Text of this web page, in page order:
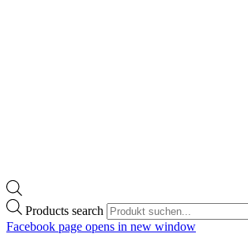
Products search
Facebook page opens in new window